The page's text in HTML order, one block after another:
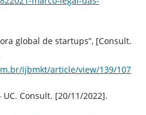
global de startups”, [Consult.
ijbmkt/article/view/139/107
Consult. [20/11/2022].